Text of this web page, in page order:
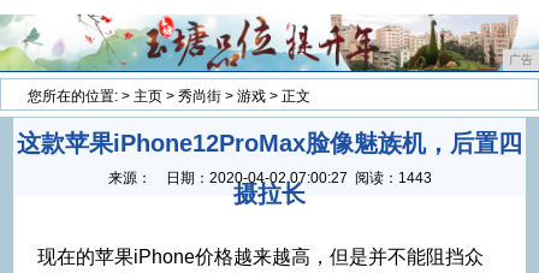
广告
您所在的位置: > 主页 > 秀尚街 > 游戏 > 正文
这款苹果iPhone12ProMax脸像魅族机，后置四
摄拉长
来源： 日期： 2020-04-02 07:00:27 阅读：1443
现在的苹果iPhone价格越来越高，但是并不能阻挡众